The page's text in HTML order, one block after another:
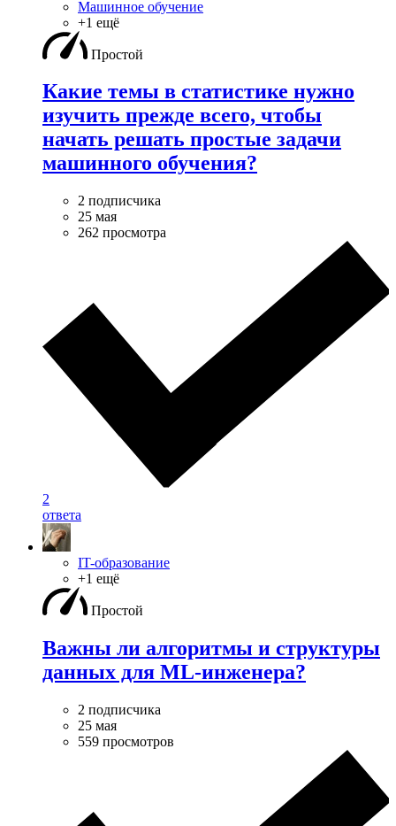
Машинное обучение
+1 ещё
Простой
Какие темы в статистике нужно
изучить прежде всего, чтобы
начать решать простые задачи
машинного обучения?
2 подписчика
25 мая
262 просмотра
2
ответа
IT-образование
+1 ещё
Простой
Важны ли алгоритмы и структуры
данных для ML-инженера?
2 подписчика
25 мая
559 просмотров